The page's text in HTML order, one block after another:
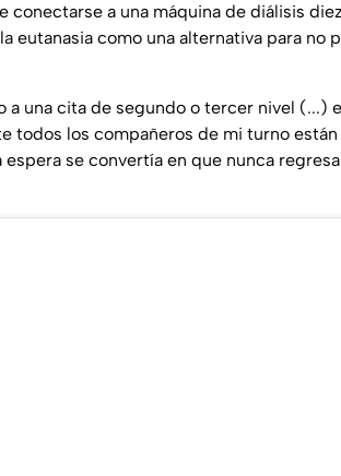
conectarse a una máquina de diálisis
eutanasia como una alternativa para no
a una cita de segundo o tercer nivel (...)
todos los compañeros de mi turno
se convertía en que nunca